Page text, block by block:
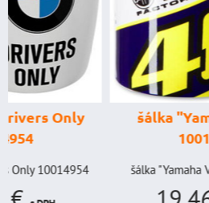
šálka "Yamaha VR46"
šálka "Yamaha VR46" 10014772